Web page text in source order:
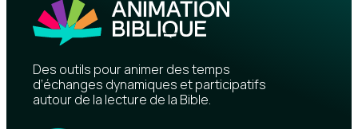
Des outils pour animer des temps
d’échanges dynamiques et participatifs
autour de la lecture de la Bible.